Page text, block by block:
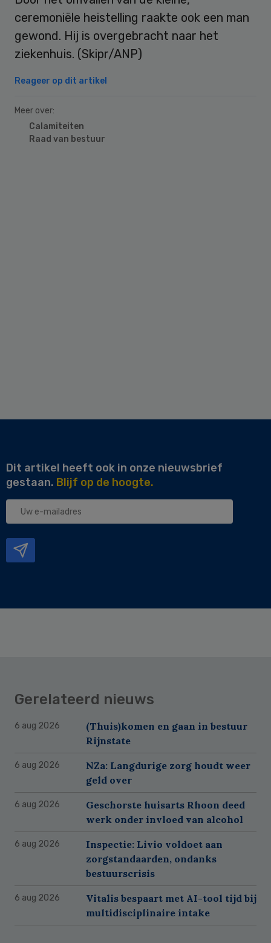
ceremoniële heistelling raakte ook een man
gewond. Hij is overgebracht naar het
ziekenhuis. (Skipr/ANP)
Reageer op dit artikel
Meer over:
Calamiteiten
Raad van bestuur
Dit artikel heeft ook in onze nieuwsbrief
gestaan. Blijf op de hoogte.
Uw
Gerelateerd nieuws
6 aug 2026
(Thuis)komen en gaan in bestuur
Rijnstate
6 aug 2026
NZa: Langdurige zorg houdt weer
geld over
6 aug 2026
Geschorste huisarts Rhoon deed
werk onder invloed van alcohol
6 aug 2026
Inspectie: Livio voldoet aan
zorgstandaarden, ondanks
bestuurscrisis
6 aug 2026
Vitalis bespaart met AI-tool tijd bij
multidisciplinaire intake